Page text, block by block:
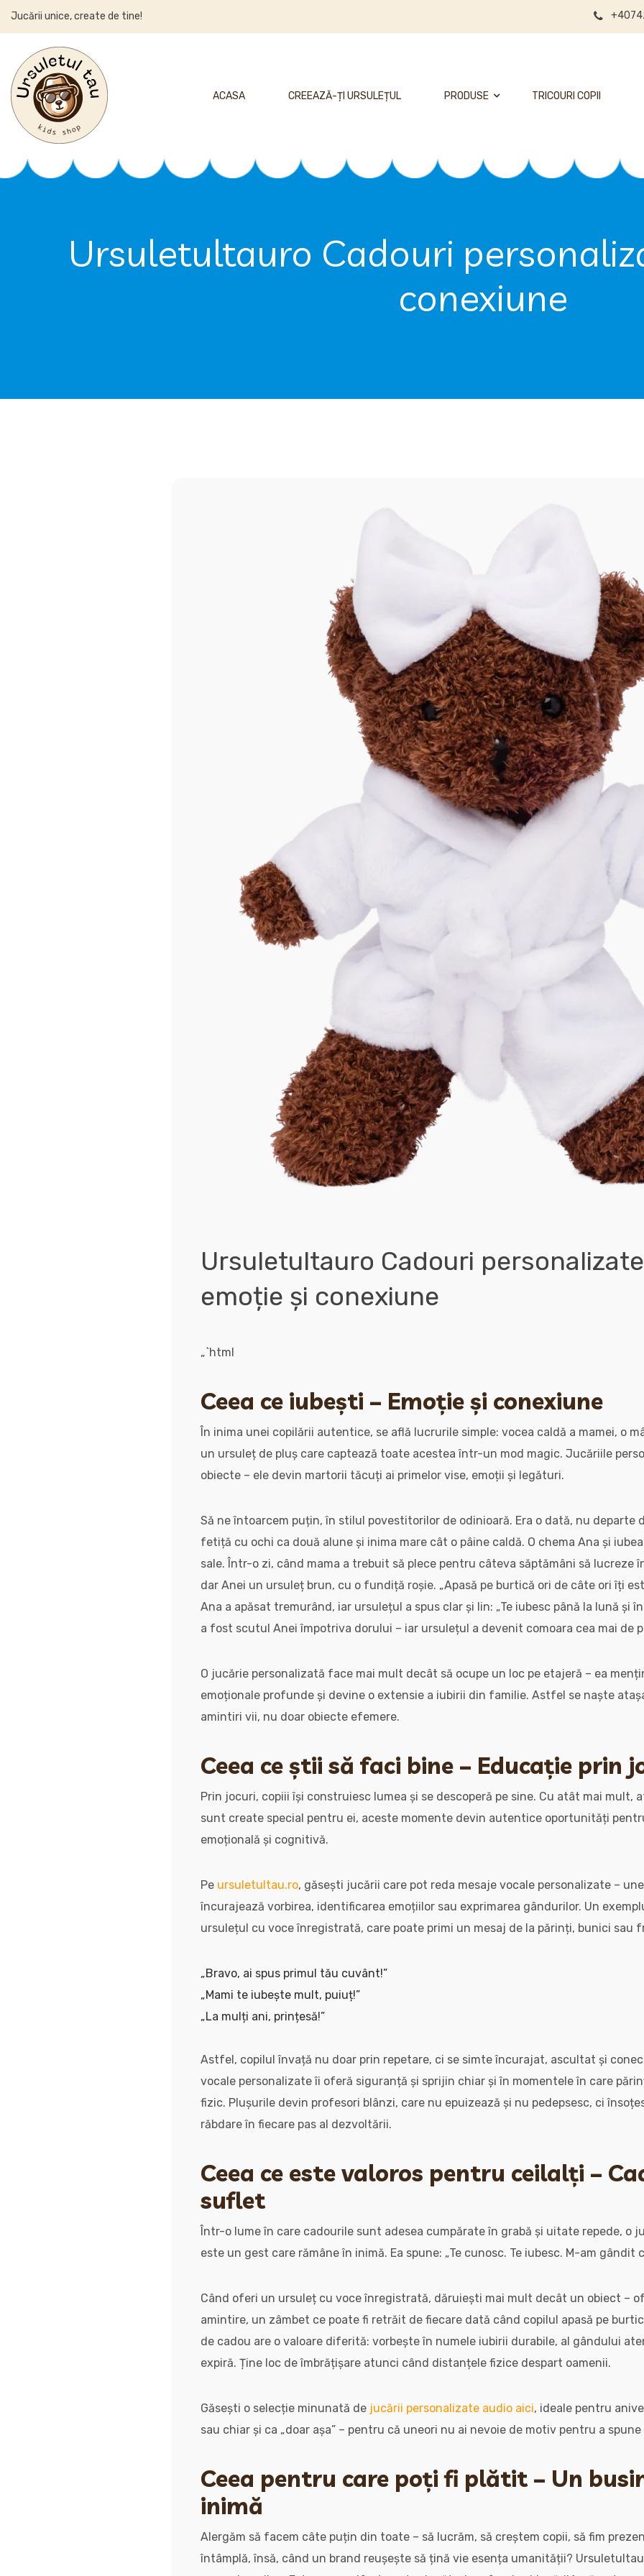
Jucării unice, create de tine!
ACASA CREEAZĂ-ȚI URSULEȚUL PRODUSE TRICOURI COPII
Ursuletultauro Cadouri
conexiune
Ursuletultauro Cadouri
emoție și conexiune
„`html
Ceea ce iubești – Emoție și conexiune
În inima unei copilării autentice, se află lucrurile simple: vocea caldă a mamei, o
un ursuleț de pluș care captează toate acestea într-un mod magic. Jucăriile
obiecte – ele devin martorii tăcuți ai primelor vise, emoții și legături.
Să ne întoarcem puțin, în stilul povestitorilor de odinioară. Era o dată, nu departe
fetiță cu ochi ca două alune și inima mare cât o pâine caldă. O chema Ana și
sale. Într-o zi, când mama a trebuit să plece pentru câteva săptămâni să lucreze
dar Anei un ursuleț brun, cu o fundiță roșie. „Apasă pe burtică ori de câte ori îți
Ana a apăsat tremurând, iar ursulețul a spus clar și lin: „Te iubesc până la lună și
a fost scutul Anei împotriva dorului – iar ursulețul a devenit comoara cea mai de
O jucărie personalizată face mai mult decât să ocupe un loc pe etajeră – ea
emoționale profunde și devine o extensie a iubirii din familie. Astfel se naște
amintiri vii, nu doar obiecte efemere.
Ceea ce știi să faci bine – Educație prin
Prin jocuri, copiii își construiesc lumea și se descoperă pe sine. Cu atât mai mult,
sunt create special pentru ei, aceste momente devin autentice oportunități
emoțională și cognitivă.
Pe ursuletultau.ro, găsești jucării care pot reda mesaje vocale personalizate –
încurajează vorbirea, identificarea emoțiilor sau exprimarea gândurilor. Un
ursulețul cu voce înregistrată, care poate primi un mesaj de la părinți, bunici sau
„Bravo, ai spus primul tău cuvânt!”
„Mami te iubește mult, puiuț!”
„La mulți ani, prințesă!”
Astfel, copilul învață nu doar prin repetare, ci se simte încurajat, ascultat și
vocale personalizate îi oferă siguranță și sprijin chiar și în momentele în care
fizic. Plușurile devin profesori blânzi, care nu epuizează și nu pedepsesc, ci
răbdare în fiecare pas al dezvoltării.
Ceea ce este valoros pentru ceilalți –
suflet
Într-o lume în care cadourile sunt adesea cumpărate în grabă și uitate repede, o
este un gest care rămâne în inimă. Ea spune: „Te cunosc. Te iubesc. M-am gândit
Când oferi un ursuleț cu voce înregistrată, dăruiești mai mult decât un obiect –
amintire, un zâmbet ce poate fi retrăit de fiecare dată când copilul apasă pe
de cadou are o valoare diferită: vorbește în numele iubirii durabile, al gândului
expiră. Ține loc de îmbrățișare atunci când distanțele fizice despart oamenii.
Găsești o selecție minunată de jucării personalizate audio aici, ideale pentru
sau chiar și ca „doar așa” – pentru că uneori nu ai nevoie de motiv pentru a spune
Ceea pentru care poți fi plătit – Un
inimă
Alergăm să facem câte puțin din toate – să lucrăm, să creștem copii, să fim
întâmplă, însă, când un brand reușește să țină vie esența umanității?